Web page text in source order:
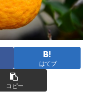
はてブ
コピー